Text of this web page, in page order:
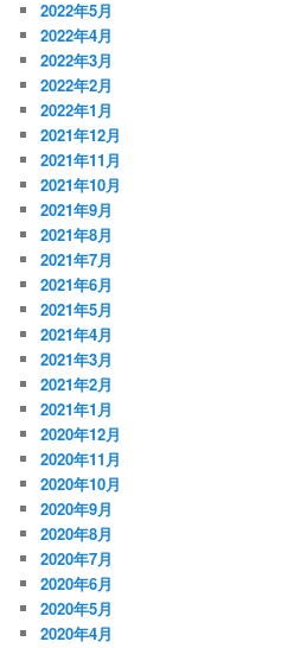
2022年5月
2022年4月
2022年3月
2022年2月
2022年1月
2021年12月
2021年11月
2021年10月
2021年9月
2021年8月
2021年7月
2021年6月
2021年5月
2021年4月
2021年3月
2021年2月
2021年1月
2020年12月
2020年11月
2020年10月
2020年9月
2020年8月
2020年7月
2020年6月
2020年5月
2020年4月